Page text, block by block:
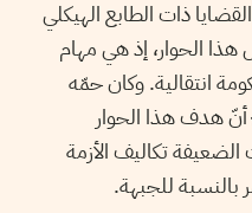
ذات الطابع الهيكلي
هذا الحوار، إذ هي مهام
انتقالية. وكان حمّه
أنّ هدف هذا الحوار
تكاليف الأزمة
بالنسبة للجبهة.